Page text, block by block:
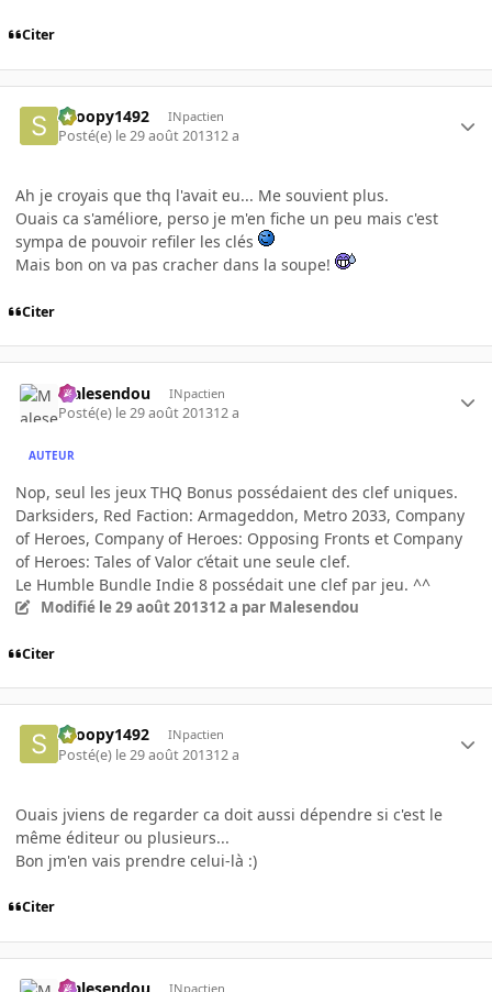
Citer
snoopy1492 INpactien
Posté(e) le 29 août 201312 a
Ah je croyais que thq l'avait eu... Me souvient plus.
Ouais ca s'améliore, perso je m'en fiche un peu mais c'est
sympa de pouvoir refiler les clés
Mais bon on va pas cracher dans la soupe!
Citer
Malesendou INpactien
Posté(e) le 29 août 201312 a
AUTEUR
Nop, seul les jeux THQ Bonus possédaient des clef uniques.
Darksiders, Red Faction: Armageddon, Metro 2033, Company
of Heroes, Company of Heroes: Opposing Fronts et Company
of Heroes: Tales of Valor c’était une seule clef.
Le Humble Bundle Indie 8 possédait une clef par jeu. ^^
Modifié le 29 août 201312 a par Malesendou
Citer
snoopy1492 INpactien
Posté(e) le 29 août 201312 a
Ouais jviens de regarder ca doit aussi dépendre si c'est le
même éditeur ou plusieurs...
Bon jm'en vais prendre celui-là :)
Citer
INpactien